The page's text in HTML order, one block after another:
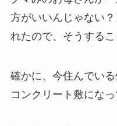
方がいいんじゃない
れたので、そうするこ
確かに、今住んでい
コンクリート敷になっ